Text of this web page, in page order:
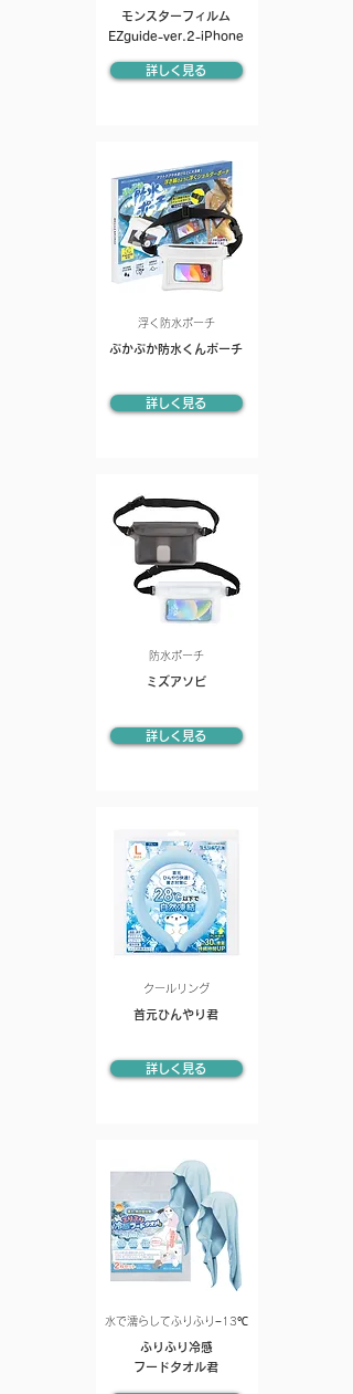
モンスターフィルム
EZguide-ver.2-iPhone
詳しく見る
浮く防水ポーチ
ぷかぷか防水くんポーチ
詳しく見る
防水ポーチ
ミズアソビ
詳しく見る
クールリング
首元ひんやり君
詳しく見る
水で濡らしてふりふり−13℃
ふりふり冷感
フードタオル君